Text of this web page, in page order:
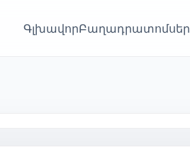
ԳլխավորԲաղադրատոմսեր